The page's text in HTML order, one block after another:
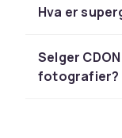
Limstifter er
Hva er
Selger
fotografier?